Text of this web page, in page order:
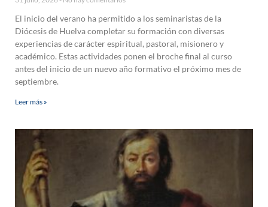
El inicio del verano ha permitido a los seminaristas de la
Diócesis de Huelva completar su formación con diversas
experiencias de carácter espiritual, pastoral, misionero y
académico. Estas actividades ponen el broche final al curso
antes del inicio de un nuevo año formativo el próximo mes de
septiembre.
Leer más »